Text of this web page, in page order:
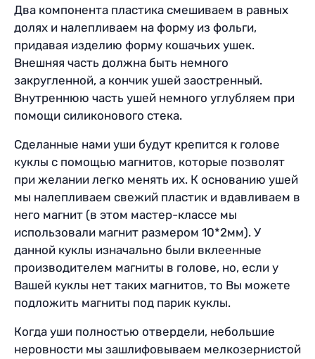
Два компонента пластика смешиваем в равных
долях и налепливаем на форму из фольги,
придавая изделию форму кошачьих ушек.
Внешняя часть должна быть немного
закругленной, а кончик ушей заостренный.
Внутреннюю часть ушей немного углубляем при
помощи силиконового стека.
Сделанные нами уши будут крепится к голове
куклы с помощью магнитов, которые позволят
при желании легко менять их. К основанию ушей
мы налепливаем свежий пластик и вдавливаем в
него магнит (в этом мастер-классе мы
использовали магнит размером 10*2мм). У
данной куклы изначально были вклеенные
производителем магниты в голове, но, если у
Вашей куклы нет таких магнитов, то Вы можете
подложить магниты под парик куклы.
Когда уши полностью отвердели, небольшие
неровности мы зашлифовываем мелкозернистой